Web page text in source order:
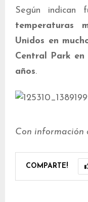
Según indican
temperaturas
Unidos en
Central Park en
años.
Con información
COMPARTE!